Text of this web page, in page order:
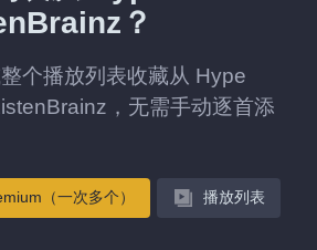
？
个播放列表收藏从 Hype
，无需手动逐首添
（一次多个） 播放列表